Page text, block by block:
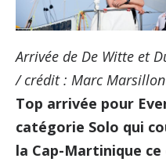
Arrivée de De Witte et
/ crédit : Marc Marsillon
Top arrivée pour
catégorie Solo qui
la Cap-Martinique ce